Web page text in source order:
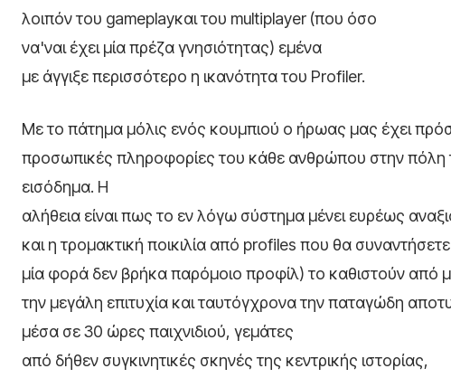
λοιπόν του gameplayκαι του multiplayer (που όσο
να'ναι έχει μία πρέζα γνησιότητας) εμένα
με άγγιξε περισσότερο η ικανότητα του Profiler.
Με το πάτημα μόλις ενός κουμπιού ο ήρωας μας έχει
προσωπικές πληροφορίες του κάθε ανθρώπου στην πόλη
εισόδημα. Η
αλήθεια είναι πως το εν λόγω σύστημα μένει ευρέως
και η τρομακτική ποικιλία από profiles που θα
μία φορά δεν βρήκα παρόμοιο προφίλ) το καθιστούν από
την μεγάλη επιτυχία και ταυτόγχρονα την παταγώδη
μέσα σε 30 ώρες παιχνιδιού, γεμάτες
από δήθεν συγκινητικές σκηνές της κεντρικής ιστορίας,